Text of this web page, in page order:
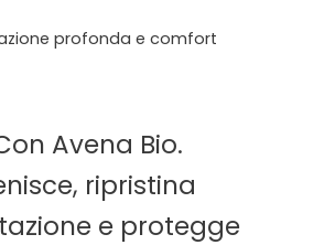
profonda e comfort
Avena Bio.
ripristina
e protegge